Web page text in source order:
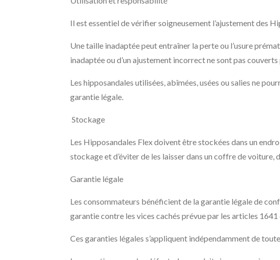
Il est essentiel de vérifier soigneusement l’ajustement des
Une taille inadaptée peut entraîner la perte ou l’usure
inadaptée ou d’un ajustement incorrect ne sont pas
Les hipposandales utilisées, abîmées, usées ou salies ne
garantie légale.
Stockage
Les Hipposandales Flex doivent être stockées dans un
stockage et d’éviter de les laisser dans un coffre de voiture,
Garantie légale
Les consommateurs bénéficient de la garantie légale de
garantie contre les vices cachés prévue par les articles
Ces garanties légales s’appliquent indépendamment de